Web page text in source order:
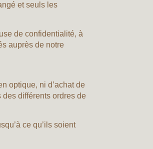
et seuls les
de confidentialité, à
auprès de notre
optique, ni d’achat de
des différents ordres de
ce qu’ils soient